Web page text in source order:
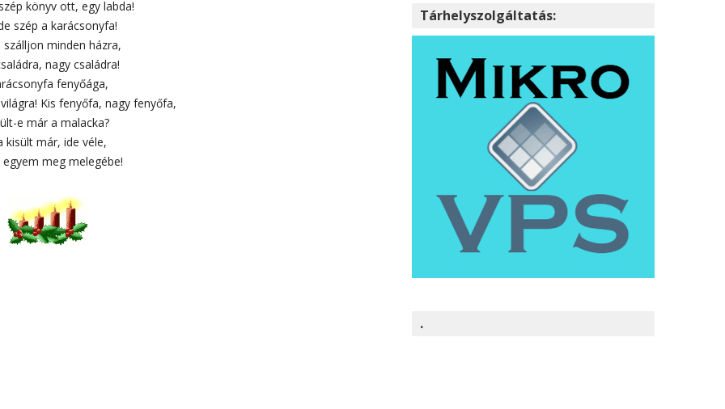
könyv ott, egy labda!
szép a karácsonyfa!
szálljon minden házra,
nagy családra!
fenyőága,
Kis fenyőfa, nagy fenyőfa,
e már a malacka?
kisült már, ide véle,
egyem meg melegébe!
Tárhelyszolgáltatás:
.